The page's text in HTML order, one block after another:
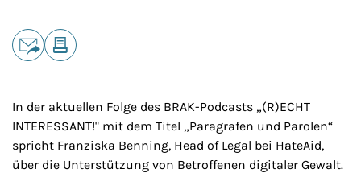
Teilen
In der aktuellen Folge des BRAK-Podcasts „(R)ECHT
INTERESSANT!" mit dem Titel „Paragrafen und Parolen“
spricht Franziska Benning, Head of Legal bei HateAid,
über die Unterstützung von Betroffenen digitaler Gewalt.